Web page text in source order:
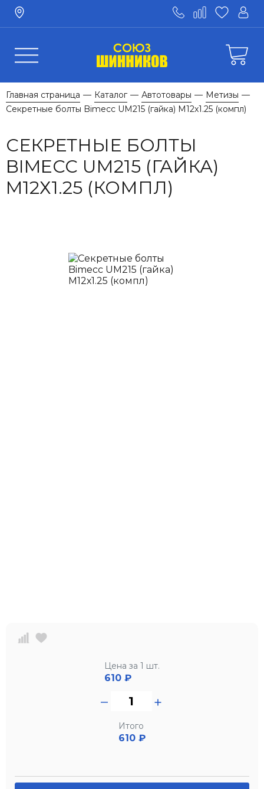
Главная страница — Каталог — Автотовары — Метизы —
Секретные болты Bimecc UМ215 (гайка) M12х1.25 (компл)
СЕКРЕТНЫЕ БОЛТЫ
BIMECC UМ215 (ГАЙКА)
M12Х1.25 (КОМПЛ)
Цена за 1 шт.
610 ₽
Итого
610 ₽